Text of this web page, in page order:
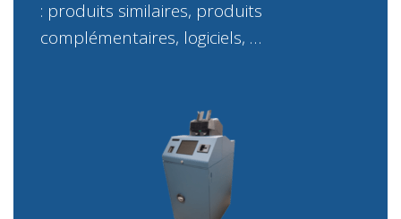
: produits similaires, produits
complémentaires, logiciels, …